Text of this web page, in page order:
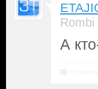
Rombi
А